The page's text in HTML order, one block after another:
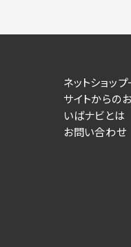
ネットショッ
サイトからの
いばナビとは
お問い合わせ